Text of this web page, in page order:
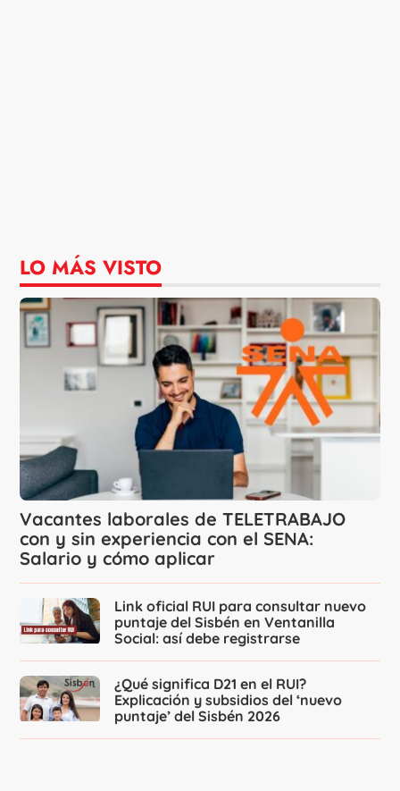
LO MÁS VISTO
Vacantes laborales de TELETRABAJO
con y sin experiencia con el SENA:
Salario y cómo aplicar
Link oficial RUI para consultar nuevo
puntaje del Sisbén en Ventanilla
Social: así debe registrarse
¿Qué significa D21 en el RUI?
Explicación y subsidios del ‘nuevo
puntaje’ del Sisbén 2026